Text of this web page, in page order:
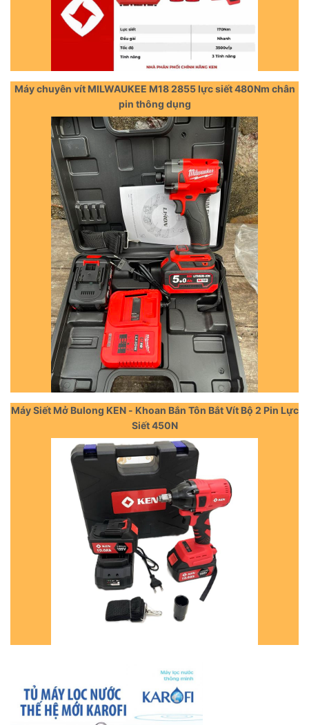
Máy chuyên vít MILWAUKEE M18 2855 lực siết 480Nm chân
pin thông dụng
Máy Siết Mở Bulong KEN - Khoan Bắn Tôn Bắt Vít Bộ 2 Pin Lực
Siết 450N